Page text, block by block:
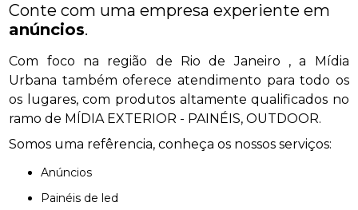
Conte com uma empresa experiente em
anúncios.
Com foco na região de Rio de Janeiro , a Mídia
Urbana também oferece atendimento para todo os
os lugares, com produtos altamente qualificados no
ramo de MÍDIA EXTERIOR - PAINÉIS, OUTDOOR.
Somos uma refêrencia, conheça os nossos serviços:
anúncios
painéis de led